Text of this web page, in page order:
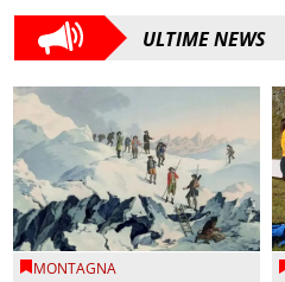
ULTIME NEWS
MONTAGNA